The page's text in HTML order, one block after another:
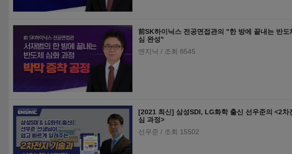
前SK하이닉스 전공면접관의 "한 방에 끝내는 반도
심 완성"
엔지닉 / 조회 8545
[2021 최신] 삼성SDI, LG화학 출신 선우준의 <2차
심 과정>
선우준 / 조회 15502